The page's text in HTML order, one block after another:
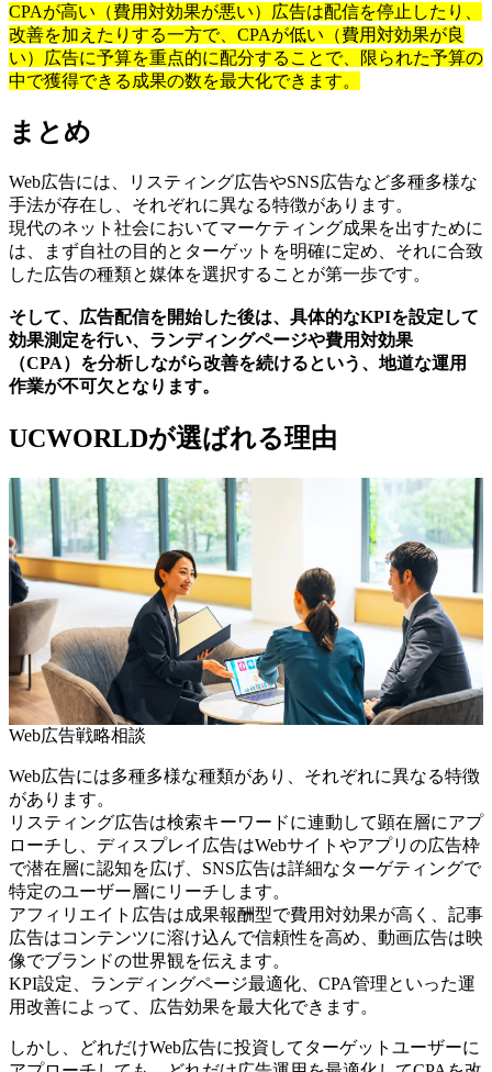
CPAが高い（費用対効果が悪い）広告は配信を停止したり、
改善を加えたりする一方で、CPAが低い（費用対効果が良
い）広告に予算を重点的に配分することで、限られた予算の
中で獲得できる成果の数を最大化できます。
まとめ
Web広告には、リスティング広告やSNS広告など多種多様な
手法が存在し、それぞれに異なる特徴があります。
現代のネット社会においてマーケティング成果を出すために
は、まず自社の目的とターゲットを明確に定め、それに合致
した広告の種類と媒体を選択することが第一歩です。
そして、広告配信を開始した後は、具体的なKPIを設定して
効果測定を行い、ランディングページや費用対効果
（CPA）を分析しながら改善を続けるという、地道な運用
作業が不可欠となります。
UCWORLDが選ばれる理由
Web広告戦略相談
Web広告には多種多様な種類があり、それぞれに異なる特徴
があります。
リスティング広告は検索キーワードに連動して顕在層にアプ
ローチし、ディスプレイ広告はWebサイトやアプリの広告枠
で潜在層に認知を広げ、SNS広告は詳細なターゲティングで
特定のユーザー層にリーチします。
アフィリエイト広告は成果報酬型で費用対効果が高く、記事
広告はコンテンツに溶け込んで信頼性を高め、動画広告は映
像でブランドの世界観を伝えます。
KPI設定、ランディングページ最適化、CPA管理といった運
用改善によって、広告効果を最大化できます。
しかし、どれだけWeb広告に投資してターゲットユーザーに